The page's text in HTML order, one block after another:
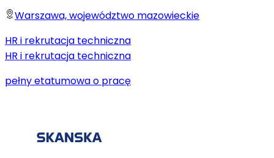
Warszawa, województwo mazowieckie
HR i rekrutacja techniczna
HR i rekrutacja techniczna
pełny etatumowa o pracę